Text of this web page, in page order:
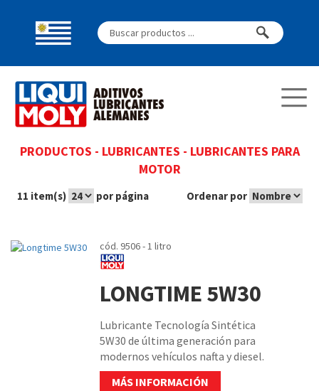
PRODUCTOS - LUBRICANTES - LUBRICANTES PARA
MOTOR
11 item(s) por página Ordenar por
cód. 9506 - 1 litro
LONGTIME 5W30
Lubricante Tecnología Sintética
5W30 de última generación para
modernos vehículos nafta y diesel.
MÁS INFORMACIÓN